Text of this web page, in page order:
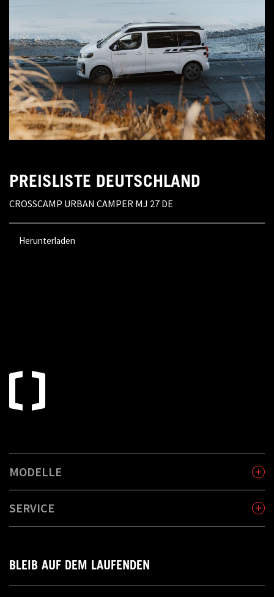
PREISLISTE DEUTSCHLAND
CROSSCAMP URBAN CAMPER MJ 27 DE
Herunterladen
MODELLE
SERVICE
BLEIB AUF DEM LAUFENDEN